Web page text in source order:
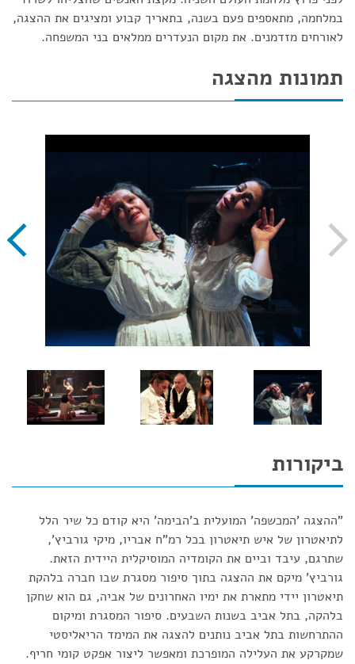
במלחמה, מתאספים פעם בשנה, בתאריך קבוע ומציגים את ההצגה,
לאורחים מזדמנים. את מקום הנעדרים ממלאים בני המשפחה.
תמונות מהצגה
ביקורות
"ההצגה 'המכשפה' המועלית ב'הבימה' היא קודם כל שיר הלל
לתיאטרון של איש תיאטרון בכל רמ"ח אבריו, מיקי גורביץ',
שתרגם, עיבד וביים את הקומדיה המוסיקלית היידית הזאת.
גורביץ' מיקם את ההצגה בתוך סיפור מסגרת שבו חברה בלהקת
תיאטרון יידי מתארת את ימיו האחרונים של אביה, גם הוא שחקן
בלהקה, בתל אביב בשנות השבעים. סיפור המסגרת ומיקום
ההתרחשות בתל אביב נותנים להצגה את המימד הריאליסטי
שמקרקע את העלילה המופרכת ומאפשר ליצור אפקט קומי חריף.